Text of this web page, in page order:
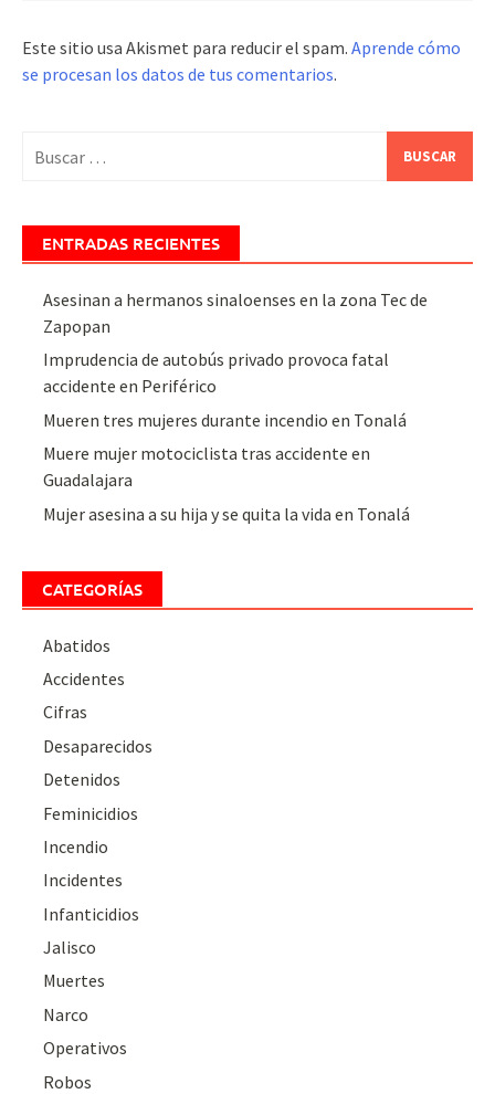
Este sitio usa Akismet para reducir el spam. Aprende cómo
se procesan los datos de tus comentarios.
ENTRADAS RECIENTES
Asesinan a hermanos sinaloenses en la zona Tec de
Zapopan
Imprudencia de autobús privado provoca fatal
accidente en Periférico
Mueren tres mujeres durante incendio en Tonalá
Muere mujer motociclista tras accidente en
Guadalajara
Mujer asesina a su hija y se quita la vida en Tonalá
CATEGORÍAS
Abatidos
Accidentes
Cifras
Desaparecidos
Detenidos
Feminicidios
Incendio
Incidentes
Infanticidios
Jalisco
Muertes
Narco
Operativos
Robos